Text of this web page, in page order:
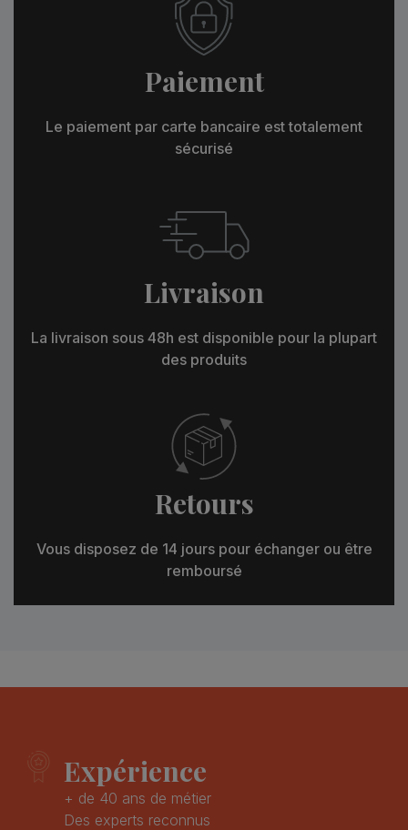
Paiement
Le paiement par carte bancaire est totalement
sécurisé
Livraison
La livraison sous 48h est disponible pour la plupart
des produits
Retours
Vous disposez de 14 jours pour échanger ou être
remboursé
Expérience
+ de 40 ans de métier
Des experts reconnus